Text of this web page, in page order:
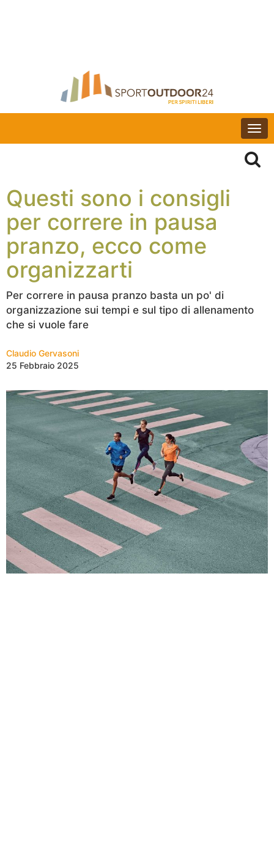
Questi sono i consigli
per correre in pausa
pranzo, ecco come
organizzarti
Per correre in pausa pranzo basta un po' di
organizzazione sui tempi e sul tipo di allenamento
che si vuole fare
Claudio Gervasoni
25 Febbraio 2025